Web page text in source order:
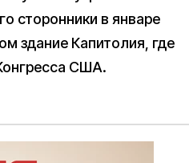
сторонники в январе
здание Капитолия, где
США.